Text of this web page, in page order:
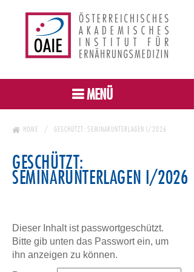
MENÜ
HOME GESCHÜTZT: SEMINARUNTERLAGEN I/2026
GESCHÜTZT:
SEMINARUNTERLAGEN I/2026
Dieser Inhalt ist passwortgeschützt.
Bitte gib unten das Passwort ein, um
ihn anzeigen zu können.